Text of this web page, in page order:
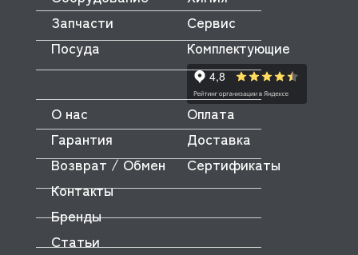
MERRYCHEF
METOS
MICRODOS
MINERVA
MIWE
MODULAR
Запчасти
Посуда
Сервис
Комплектующие
О нас
Оплата
Гарантия
Доставка
Возврат / Обмен
Сертификаты
Контакты
Бренды
Статьи